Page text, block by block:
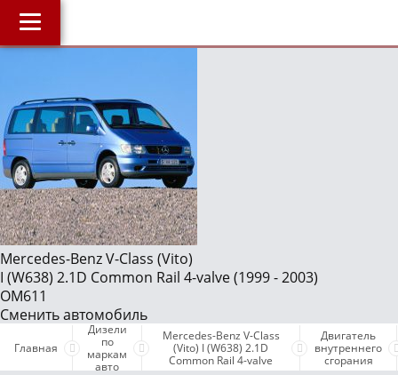
J
О компании
Наши услуги
Магазин
Библиотека
ОнлайнДиагностика Дизеля
ОнлайнКонсультация по Дизелю
Дизели по маркам авто
Бесплатные объявления
Поддержка проекта и оплата услуг
Mercedes-Benz V-Class (Vito)
I (W638) 2.1D Common Rail 4-valve (1999 - 2003)
OM611
Сменить автомобиль
Главная
Дизели
по
маркам
авто
Mercedes-Benz V-Class
(Vito) I (W638) 2.1D
Common Rail 4-valve
Двигатель
внутреннего
сгорания